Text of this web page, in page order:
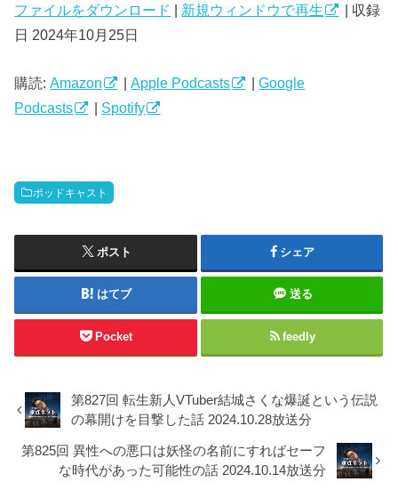
プ
レ
ヤ
ー
ファイルをダウンロード | 新規ウィンドウで再生 | 収録
日 2024年10月25日
購読:Amazon |Apple Podcasts |Google
Podcasts
| Spotify
ポッドキャスト
ポスト シェア
はてブ 送る
Pocket feedly
第827回 転生新人VTuber結城さくな爆誕という伝説
の幕開けを目撃した話 2024.10.28放送分
第825回 異性への悪口は妖怪の名前にすればセーフ
な時代があった可能性の話 2024.10.14放送分